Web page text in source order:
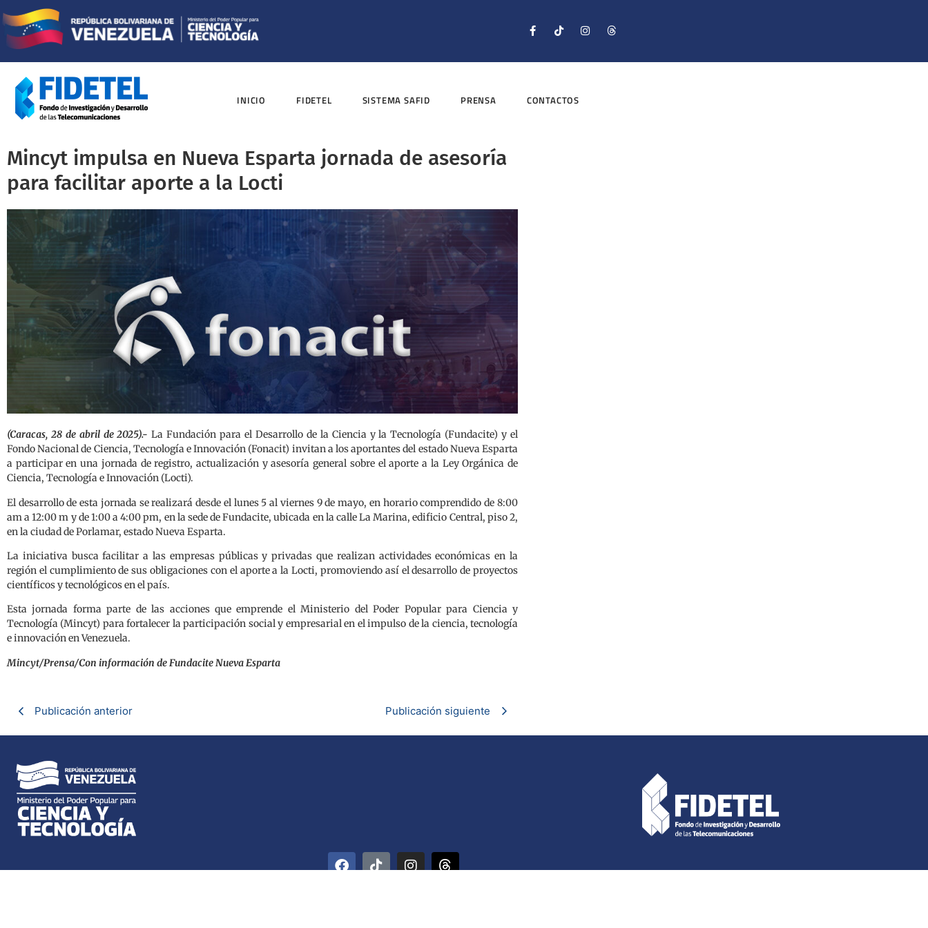
INICIO FIDETEL SISTEMA SAFID PRENSA CONTACTOS
Mincyt impulsa en Nueva Esparta jornada de asesoría
para facilitar aporte a la Locti
(Caracas, 28 de abril de 2025).- La Fundación para el Desarrollo de la Ciencia y la Tecnología (Fundacite) y el
Fondo Nacional de Ciencia, Tecnología e Innovación (Fonacit) invitan a los aportantes del estado Nueva Esparta
a participar en una jornada de registro, actualización y asesoría general sobre el aporte a la Ley Orgánica de
Ciencia, Tecnología e Innovación (Locti).
El desarrollo de esta jornada se realizará desde el lunes 5 al viernes 9 de mayo, en horario comprendido de 8:00
am a 12:00 m y de 1:00 a 4:00 pm, en la sede de Fundacite, ubicada en la calle La Marina, edificio Central, piso 2,
en la ciudad de Porlamar, estado Nueva Esparta.
La iniciativa busca facilitar a las empresas públicas y privadas que realizan actividades económicas en la
región el cumplimiento de sus obligaciones con el aporte a la Locti, promoviendo así el desarrollo de proyectos
científicos y tecnológicos en el país.
Esta jornada forma parte de las acciones que emprende el Ministerio del Poder Popular para Ciencia y
Tecnología (Mincyt) para fortalecer la participación social y empresarial en el impulso de la ciencia, tecnología
e innovación en Venezuela.
Mincyt/Prensa/Con información de Fundacite Nueva Esparta
Publicación anterior Publicación siguiente